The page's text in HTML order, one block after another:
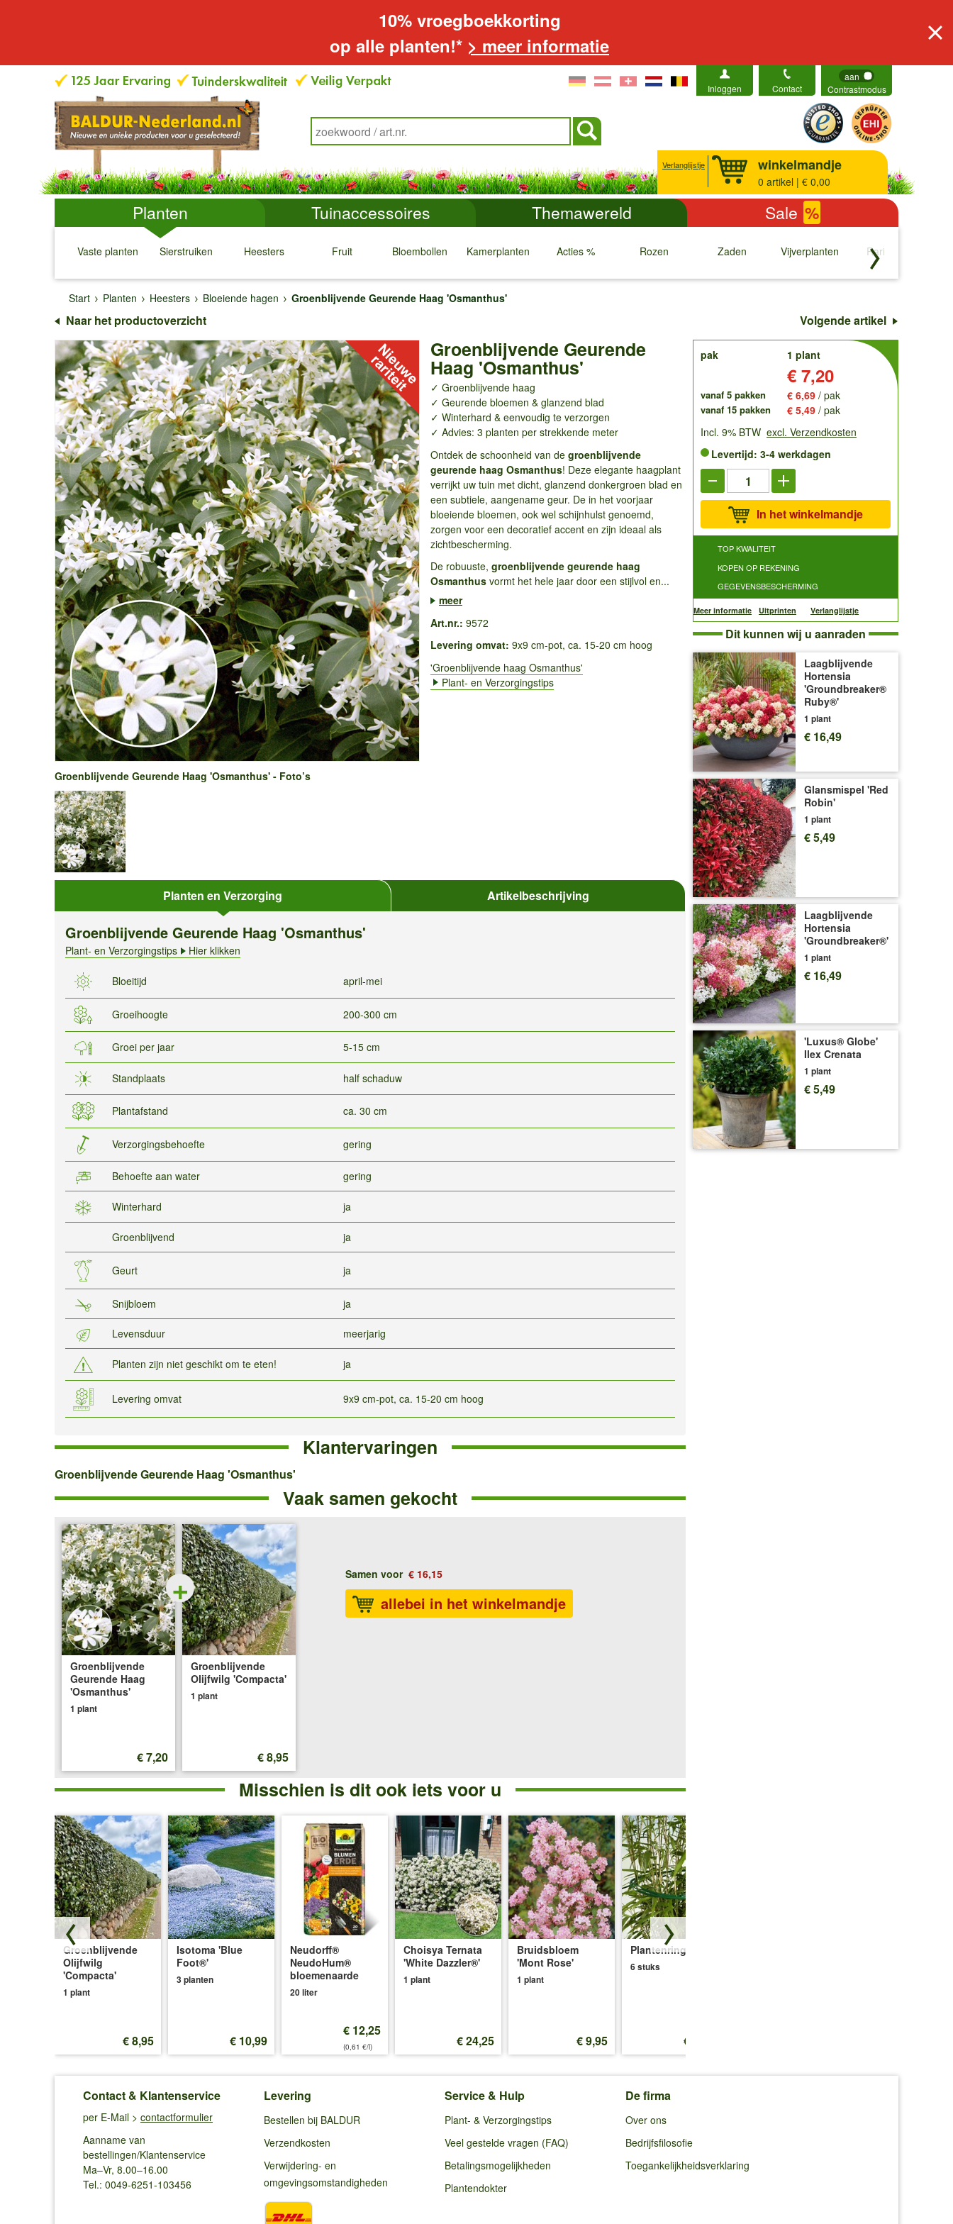
10% vroegboekkorting
op alle planten!* > meer informatie
Inloggen Contact
aan
Contrastmodus
Verlanglijstje winkelmandje
0 artikel | € 0,00
Planten Tuinaccessoires Themawereld Sale %
Vaste planten
↓
Sierstruiken
↓
Heesters
↓
Fruit
↓
Bloembollen
↓
Kamerplanten
↓
Acties %
↓
Rozen
↓
Zaden
↓
Vijverplanten
↓
Rariteiten
↓
Start
Planten Heesters Bloeiende hagen Groenblijvende Geurende Haag 'Osmanthus'
Naar het productoverzicht Volgende artikel
Groenblijvende Geurende
Haag 'Osmanthus'
✓ Groenblijvende haag
✓ Geurende bloemen & glanzend blad
✓ Winterhard & eenvoudig te verzorgen
✓ Advies: 3 planten per strekkende meter
Ontdek de schoonheid van de groenblijvende
geurende haag Osmanthus! Deze elegante haagplant
verrijkt uw tuin met dicht, glanzend donkergroen blad en
een subtiele, aangename geur. De in het voorjaar
bloeiende bloemen, ook wel schijnhulst genoemd,
zorgen voor een decoratief accent en zijn ideaal als
zichtbescherming.
De robuuste, groenblijvende geurende haag
Osmanthusvormt het hele jaar door een stijlvol en...
meer
Art.nr.: 9572
Levering omvat: 9x9 cm-pot, ca. 15-20 cm hoog
'Groenblijvende haag Osmanthus'
Plant- en Verzorgingstips
Groenblijvende Geurende Haag 'Osmanthus' - Foto’s
Planten en Verzorging Artikelbeschrijving
Groenblijvende Geurende Haag 'Osmanthus'
Plant- en Verzorgingstips Hier klikken
Bloeitijd april-mei
Groeihoogte 200-300 cm
Groei per jaar 5-15 cm
Standplaats half schaduw
Plantafstand ca. 30 cm
Verzorgingsbehoefte gering
Behoefte aan water gering
Winterhard ja
Groenblijvend ja
Geurt ja
Snijbloem ja
Levensduur meerjarig
Planten zijn niet geschikt om te eten! ja
Levering omvat 9x9 cm-pot, ca. 15-20 cm hoog
Klantervaringen
Groenblijvende
'Osmanthus'
Groenblijvende Geurende Haag 'Osmanthus'
Vaak samen gekocht
Groenblijvende
Geurende Haag
'Osmanthus'
1 plant
€ 7,20
+
Groenblijvende
Olijfwilg 'Compacta'
1 plant
€ 8,95
Samen voor € 16,15
allebei in het winkelmandje
Misschien is dit ook iets voor u
Groenblijvende
Olijfwilg
'Compacta'
1 plant
€ 8,95
Isotoma 'Blue
Foot®'
3 planten
€ 10,99
Neudorff®
NeudoHum®
bloemenaarde
20 liter
€ 12,25
(0,61 €/l)
Choisya Ternata
'White Dazzler®'
1 plant
€ 24,25
Bruidsbloem
'Mont Rose'
1 plant
€ 9,95
Plantenring
6 stuks
€ 14,25
order
pak
1 plant
€ 7,20
vanaf 5 pakken € 6,69 / pak
vanaf 15 pakken € 5,49 / pak
Incl. 9% BTW excl. Verzendkosten
Levertijd: 3-4 werkdagen
In het winkelmandje
TOP KWALITEIT
KOPEN OP REKENING
GEGEVENSBESCHERMING
Meer informatie Uitprinten Verlanglijstje
Dit kunnen wij u aanraden
Laagblijvende
Hortensia
'Groundbreaker®
Ruby®'
1 plant
€ 16,49
Glansmispel 'Red
Robin'
1 plant
€ 5,49
Laagblijvende
Hortensia
'Groundbreaker®'
1 plant
€ 16,49
'Luxus® Globe'
Ilex Crenata
1 plant
€ 5,49
Contact & Klantenservice
per E-Mail > contactformulier
Aanname van
bestellingen/Klantenservice
Ma–Vr, 8.00–16.00
Tel.: 0049-6251-103456
Levering
Bestellen bij BALDUR
Verzendkosten
Verwijdering- en
omgevingsomstandigheden
Service & Hulp
Plant- & Verzorgingstips
Veel gestelde vragen (FAQ)
Betalingsmogelijkheden
Plantendokter
De firma
Over ons
Bedrijfsfilosofie
Toegankelijkheidsverklaring